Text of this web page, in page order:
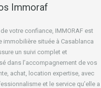
Immoraf
votre confiance, IMMORAF est
immobilière située à Casablanca
un suivi complet et
dans l’accompagnement de vos
achat, location expertise, avec
et le service qu’elle a